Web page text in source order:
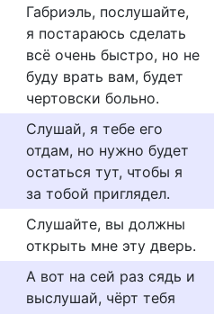
Габриэль, послушайте,
я постараюсь сделать
всё очень быстро, но не
буду врать вам, будет
чертовски больно.
Слушай, я тебе его
отдам, но нужно будет
остаться тут, чтобы я
за тобой приглядел.
Слушайте, вы должны
открыть мне эту дверь.
А вот на сей раз сядь и
выслушай, чёрт тебя